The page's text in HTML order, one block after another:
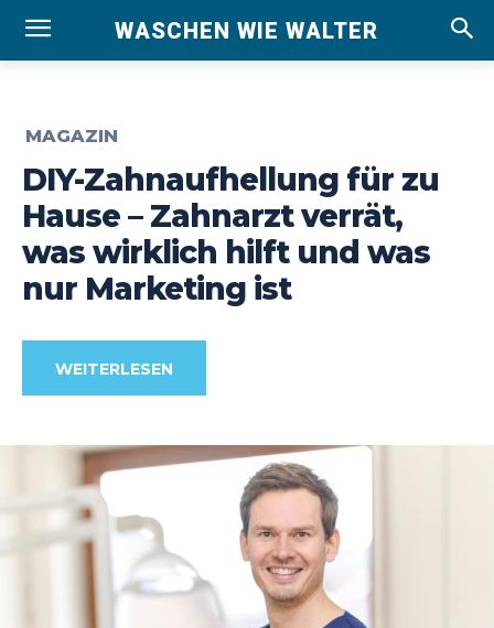
WASCHEN WIE WALTER
MAGAZIN
DIY-Zahnaufhellung für zu
Hause – Zahnarzt verrät,
was wirklich hilft und was
nur Marketing ist
WEITERLESEN